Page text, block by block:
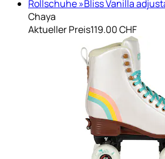
Rollschuhe »Bliss Vanilla
Chaya
Aktueller Preis119.00 CHF